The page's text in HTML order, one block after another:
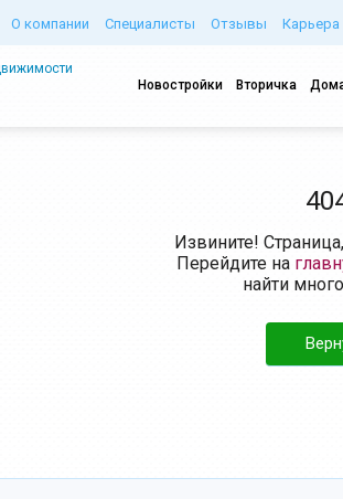
О компании Специалисты Отзывы Карьера
Новостройки Вторичка
Извините!
Перейдите на
найти